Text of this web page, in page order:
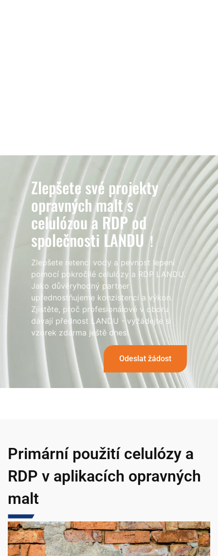
Zlepšete své projekty
opravných malt s
celulózou a RDP od
společnosti LANDU！
Zlepšete retenci vody a pevnost lepení
pomocí pokročilé celulózy a RDP LANDU.
Jako důvěryhodný partner
upřednostňujeme konzistenci a výkon.
Zjistěte, proč profesionálové v oboru
dávají přednost LANDU - vyžádejte si
vzorek zdarma ještě dnes!
Odeslat žádost
Primární použití celulózy a
RDP v aplikacích opravných
malt